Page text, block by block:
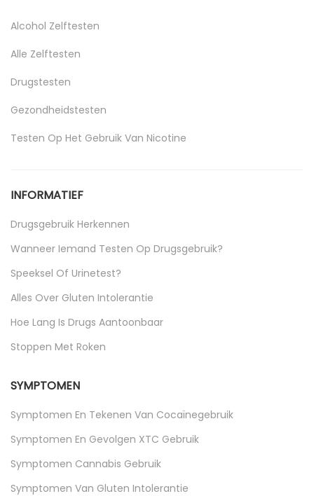
Alcohol Zelftesten
Alle Zelftesten
Drugstesten
Gezondheidstesten
Testen Op Het Gebruik Van Nicotine
INFORMATIEF
Drugsgebruik Herkennen
Wanneer Iemand Testen Op Drugsgebruik?
Speeksel Of Urinetest?
Alles Over Gluten Intolerantie
Hoe Lang Is Drugs Aantoonbaar
Stoppen Met Roken
SYMPTOMEN
Symptomen En Tekenen Van Cocaïnegebruik
Symptomen En Gevolgen XTC Gebruik
Symptomen Cannabis Gebruik
Symptomen Van Gluten Intolerantie